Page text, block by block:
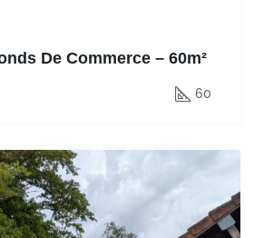
De Commerce – 60m²
60